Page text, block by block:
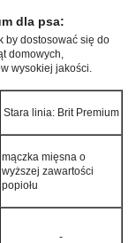
dla psa:
by dostosować się do
domowych,
wysokiej jakości.
Stara linia: Brit Premium
mączka mięsna o
wyższej zawartości
popiołu
-